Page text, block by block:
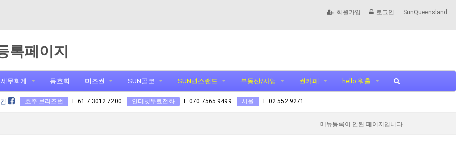
회원가입 로그인 SunQueensland
록페이지
세무회계 동호회 미즈썬 SUN골코 SUN퀸스랜드 부동산/사업 썬카페 hello 워홀
호주 브리즈번 T. 61 7 3012 7200 인터넷무료전화 T. 070 7565 9499 서울 T. 02 552 9271
메뉴등록이 안된 페이지입니다.